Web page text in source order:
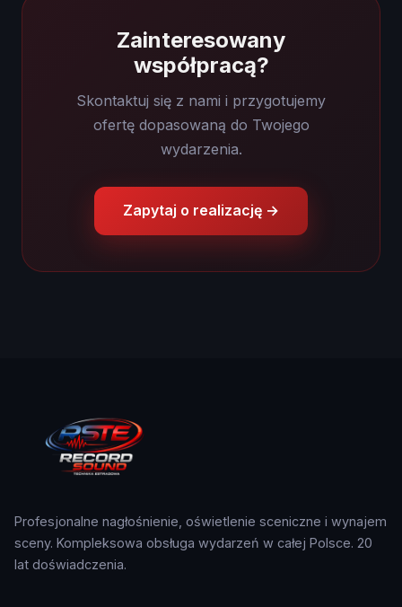
Zainteresowany
współpracą?
Skontaktuj się z nami i przygotujemy
ofertę dopasowaną do Twojego
wydarzenia.
Zapytaj o realizację →
Profesjonalne nagłośnienie, oświetlenie sceniczne i wynajem
sceny. Kompleksowa obsługa wydarzeń w całej Polsce. 20
lat doświadczenia.